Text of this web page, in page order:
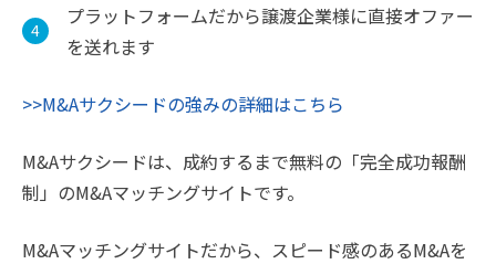
プラットフォームだから譲渡企業様に直接オファー
を送れます
>>M&Aサクシードの強みの詳細はこちら
M&Aサクシードは、成約するまで無料の「完全成功報酬
制」のM&Aマッチングサイトです。
M&Aマッチングサイトだから、スピード感のあるM&Aを